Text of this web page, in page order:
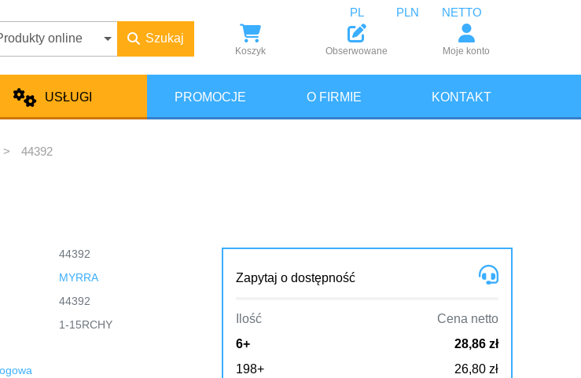
online Szukaj
Koszyk Obserwowane Moje konto
PL PLN NETTO
USŁUGI PROMOCJE O FIRMIE KONTAKT
> 44392
44392
MYRRA
44392
1-15RCHY
Zapytaj o dostępność
Ilość
Cena netto
6+
28,86 zł
198+
26,80 zł